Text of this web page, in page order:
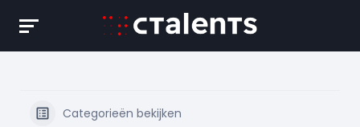
content
Categorieën bekijken